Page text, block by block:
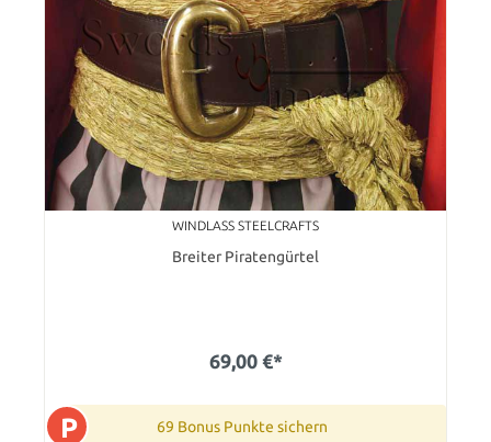
WINDLASS STEELCRAFTS
Breiter Piratengürtel
69,00 €*
P 69 Bonus Punkte sichern